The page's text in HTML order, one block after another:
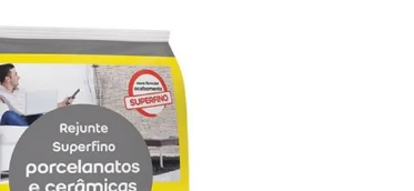
fibrocimento
gabinete banheiro
pisos
porta